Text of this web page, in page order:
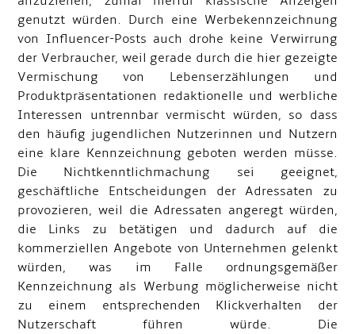
genutzt würden. Durch eine Werbekennzeichnung
von Influencer-Posts auch drohe keine Verwirrung
der Verbraucher, weil gerade durch die hier gezeigte
Vermischung von Lebenserzählungen und
Produktpräsentationen redaktionelle und werbliche
Interessen untrennbar vermischt würden, so dass
den häufig jugendlichen Nutzerinnen und Nutzern
eine klare Kennzeichnung geboten werden müsse.
Die Nichtkenntlichmachung sei geeignet,
geschäftliche Entscheidungen der Adressaten zu
provozieren, weil die Adressaten angeregt würden,
die Links zu betätigen und dadurch auf die
kommerziellen Angebote von Unternehmen gelenkt
würden, was im Falle ordnungsgemäßer
Kennzeichnung als Werbung möglicherweise nicht
zu einem entsprechenden Klickverhalten der
Nutzerschaft führen würde. Die